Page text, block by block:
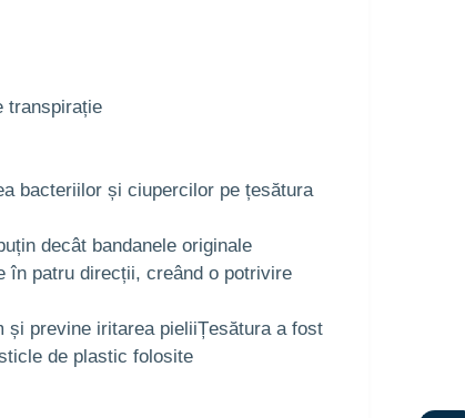
transpirație
bacteriilor și ciupercilor pe țesătura
decât bandanele originale
în patru direcții, creând o potrivire
previne iritarea pieliiȚesătura a fost
de plastic folosite